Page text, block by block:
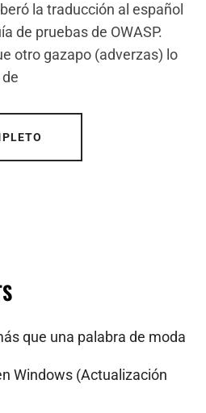
la traducción al español
de pruebas de OWASP.
otro gazapo (adverzas) lo
que una palabra de moda
Windows (Actualización